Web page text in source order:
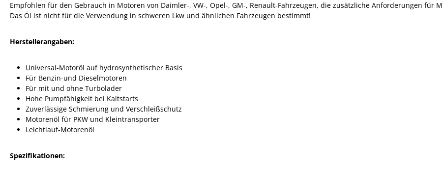
Empfohlen für den Gebrauch in Motoren von Daimler-, VW-, Opel-, GM-, Renault-Fahrzeugen, die zusätzliche Anforderungen für
Das Öl ist nicht für die Verwendung in schweren Lkw und ähnlichen Fahrzeugen bestimmt!
Herstellerangaben:
Universal-Motoröl auf hydrosynthetischer Basis
Für Benzin-und Dieselmotoren
Für mit und ohne Turbolader
Hohe Pumpfähigkeit bei Kaltstarts
Zuverlässige Schmierung und Verschleißschutz
Motorenöl für PKW und Kleintransporter
Leichtlauf-Motorenöl
Spezifikationen: